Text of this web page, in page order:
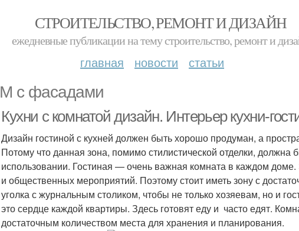
СТРОИТЕЛЬСТВО, РЕМОНТ И ДИЗАЙН
ежедневные публикации на тему строительство, ремонт и
главная новости статьи
М с фасадами
Кухни с комнатой дизайн. Интерьер кухни-
Дизайн гостиной с кухней должен быть хорошо продуман, а
Потому что данная зона, помимо стилистической отделки, должна
использовании. Гостиная — очень важная комната в каждом
и общественных мероприятий. Поэтому стоит иметь зону с
уголка с журнальным столиком, чтобы не только хозяевам, но и
это сердце каждой квартиры. Здесь готовят еду и часто едят.
достаточным количеством места для хранения и планирования.